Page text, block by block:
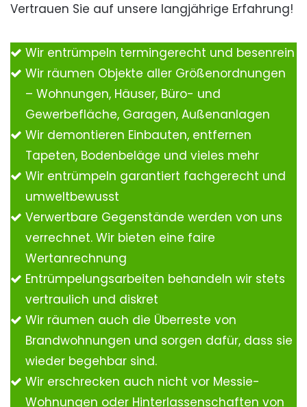
Vertrauen Sie auf unsere langjährige Erfahrung!
Wir entrümpeln termingerecht und besenrein
Wir räumen Objekte aller Größenordnungen
– Wohnungen, Häuser, Büro- und
Gewerbefläche, Garagen, Außenanlagen
Wir demontieren Einbauten, entfernen
Tapeten, Bodenbeläge und vieles mehr
Wir entrümpeln garantiert fachgerecht und
umweltbewusst
Verwertbare Gegenstände werden von uns
verrechnet. Wir bieten eine faire
Wertanrechnung
Entrümpelungsarbeiten behandeln wir stets
vertraulich und diskret
Wir räumen auch die Überreste von
Brandwohnungen und sorgen dafür, dass sie
wieder begehbar sind.
Wir erschrecken auch nicht vor Messie-
Wohnungen oder Hinterlassenschaften von